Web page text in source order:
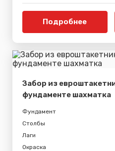
Подробнее
Забор из
фундаменте шахматка
Фундамент
Столбы
Лаги
Окраска